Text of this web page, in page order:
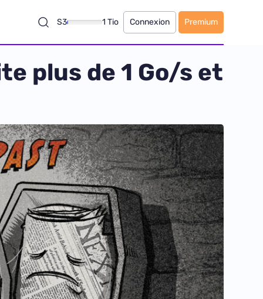
S3 1 Tio Connexion Premium
plus de 1 Go/s et